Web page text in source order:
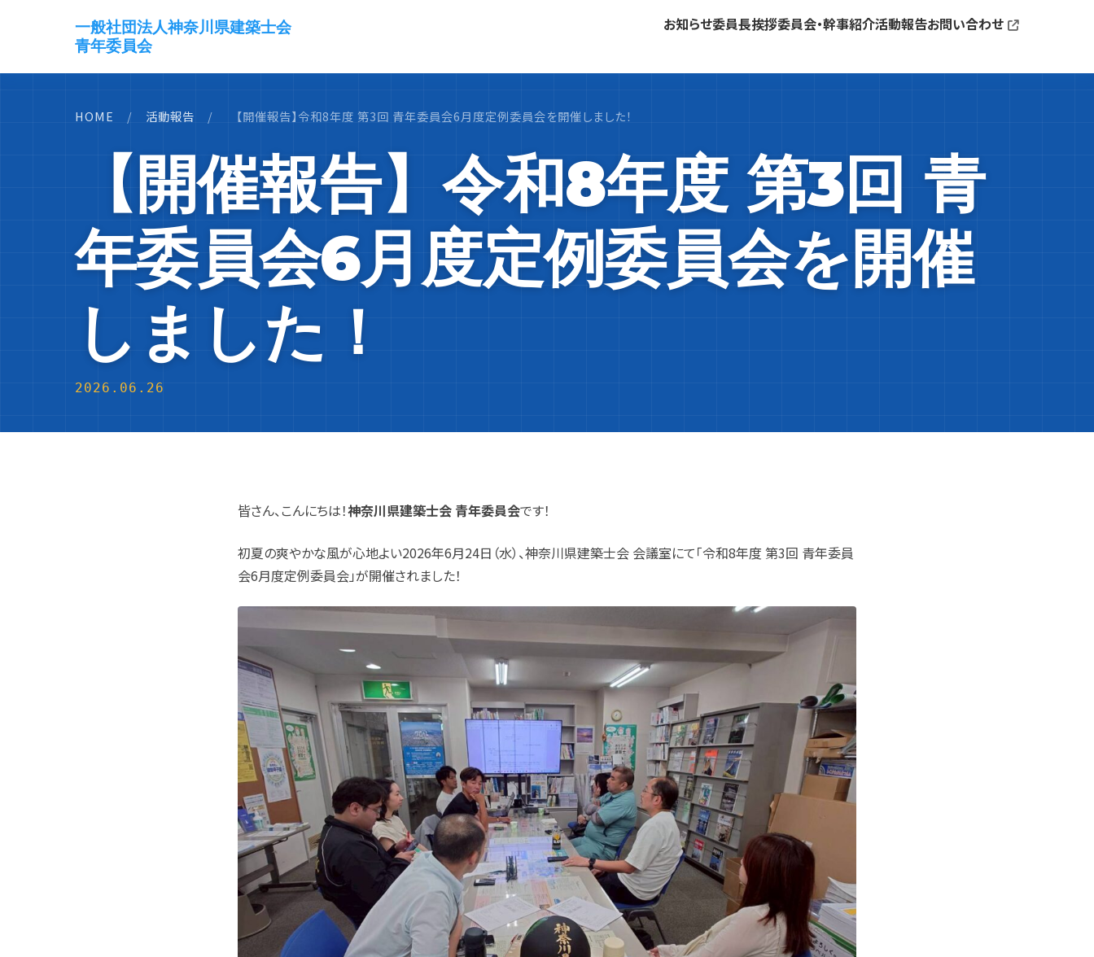
一般社団法人神奈川県建築士会
青年委員会
お知らせ委員長挨拶委員会・幹事紹介活動報告お問い合わせ
HOME / 活動報告 / 【開催報告】令和8年度 第3回 青年委員会6月度定例委員会を開催しました！
【開催報告】令和8年度 第3回 青
年委員会6月度定例委員会を開催
しました！
2026.06.26
皆さん、こんにちは！神奈川県建築士会 青年委員会です！
初夏の爽やかな風が心地よい2026年6月24日（水）、神奈川県建築士会 会議室にて「令和8年度 第3回 青年委員
会6月度定例委員会」が開催されました！